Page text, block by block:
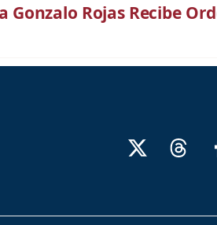
Gonzalo Rojas Recibe